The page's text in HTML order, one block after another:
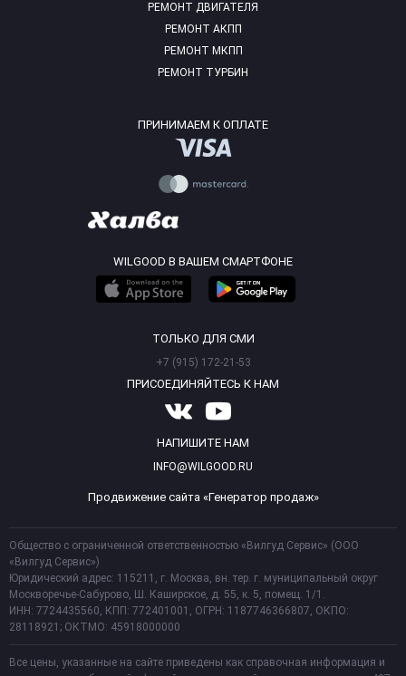
РЕМОНТ ДВИГАТЕЛЯ
РЕМОНТ АКПП
РЕМОНТ МКПП
РЕМОНТ ТУРБИН
ПРИНИМАЕМ К ОПЛАТЕ
WILGOOD В ВАШЕМ СМАРТФОНЕ
ТОЛЬКО ДЛЯ СМИ
+7 (915) 172-21-53
ПРИСОЕДИНЯЙТЕСЬ К НАМ
НАПИШИТЕ НАМ
INFO@WILGOOD.RU
Продвижение сайта «Генератор продаж»
Общество с ограниченной ответственностью «Вилгуд Сервис» (ООО
«Вилгуд Сервис»)
Юридический адрес: 115211, г. Москва, вн. тер. г. муниципальный округ
Москворечье-Сабурово, Ш. Каширское, д. 55, к. 5, помещ. 1/1.
ИНН: 7724435560, КПП: 772401001, ОГРН: 1187746366807, ОКПО:
28118921; ОКТМО: 45918000000
Все цены, указанные на сайте приведены как справочная информация и